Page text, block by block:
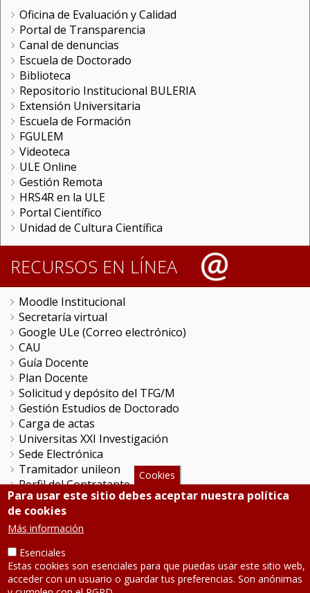
Oficina de Evaluación y Calidad
Portal de Transparencia
Canal de denuncias
Escuela de Doctorado
Biblioteca
Repositorio Institucional BULERIA
Extensión Universitaria
Escuela de Formación
FGULEM
Videoteca
ULE Online
Gestión Remota
HRS4R en la ULE
Portal Científico
Unidad de Cultura Científica
RECURSOS EN LÍNEA
Moodle Institucional
Secretaría virtual
Google ULe (Correo electrónico)
CAU
Guía Docente
Plan Docente
Solicitud y depósito del TFG/M
Gestión Estudios de Doctorado
Carga de actas
Universitas XXI Investigación
Sede Electrónica
Tramitador unileon
Perfil del Contratante
Portal del Empleado
Servicio de Informática y Comunicaciones
SÍGUENOS
Teléfono: 987 291 000
Cookies
Para usar este sitio debes aceptar nuestra política
de cookies
Más información
Esenciales
Estas cookies son esenciales para que puedas usar este sitio web,
acceder con un usuario o guardar tus preferencias. Son anónimas